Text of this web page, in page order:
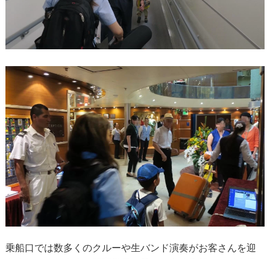
乗船口では数多くのクルーや生バンド演奏がお客さんを迎